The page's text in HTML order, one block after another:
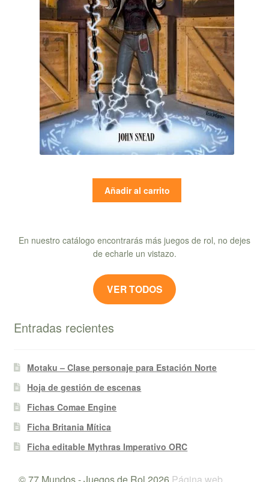
Añadir al carrito
En nuestro catálogo encontrarás más juegos de rol, no dejes
de echarle un vistazo.
VER TODOS
Entradas recientes
Motaku – Clase personaje para Estación Norte
Hoja de gestión de escenas
Fichas Comae Engine
Ficha Britania Mítica
Ficha editable Mythras Imperativo ORC
© 77 Mundos - Juegos de Rol 2026 Página web